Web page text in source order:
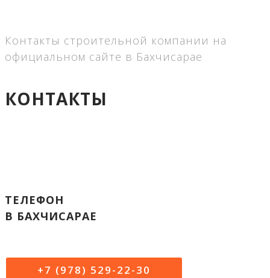
Контакты строительной компании на
официальном сайте в Бахчисарае
КОНТАКТЫ
ТЕЛЕФОН
В БАХЧИСАРАЕ
+7 (978) 529-22-30